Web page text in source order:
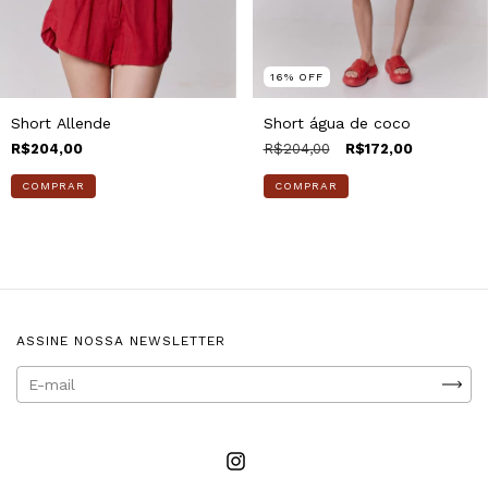
Short Allende
R$204,00
COMPRAR
16% OFF
Short água de coco
R$204,00 R$172,00
COMPRAR
ASSINE NOSSA NEWSLETTER